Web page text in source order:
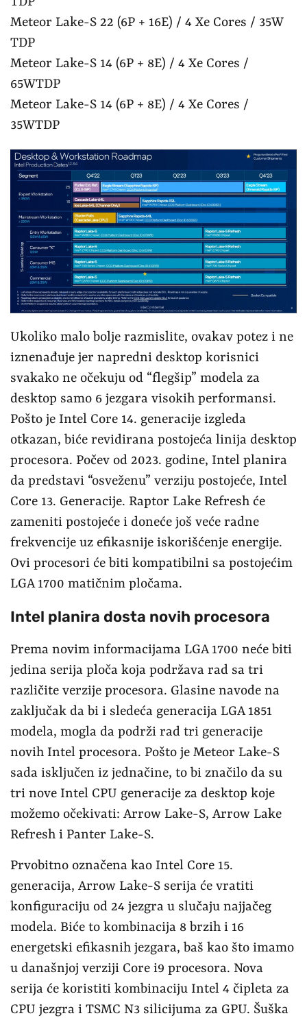
Meteor Lake-S 22 (6P + 16E) / 4 Xe Cores / 35W
TDP
Meteor Lake-S 14 (6P + 8E) / 4 Xe Cores /
65WTDP
Meteor Lake-S 14 (6P + 8E) / 4 Xe Cores /
35WTDP
Ukoliko malo bolje razmislite, ovakav potez i ne
iznenađuje jer napredni desktop korisnici
svakako ne očekuju od “flegšip” modela za
desktop samo 6 jezgara visokih performansi.
Pošto je Intel Core 14. generacije izgleda
otkazan, biće revidirana postojeća linija desktop
procesora. Počev od 2023. godine, Intel planira
da predstavi “osveženu” verziju postojeće, Intel
Core 13. Generacije. Raptor Lake Refresh će
zameniti postojeće i doneće još veće radne
frekvencije uz efikasnije iskorišćenje energije.
Ovi procesori će biti kompatibilni sa postojećim
LGA 1700 matičnim pločama.
Intel planira dosta novih procesora
Prema novim informacijama LGA 1700 neće biti
jedina serija ploča koja podržava rad sa tri
različite verzije procesora. Glasine navode na
zaključak da bi i sledeća generacija LGA 1851
modela, mogla da podrži rad tri generacije
novih Intel procesora. Pošto je Meteor Lake-S
sada isključen iz jednačine, to bi značilo da su
tri nove Intel CPU generacije za desktop koje
možemo očekivati: Arrow Lake-S, Arrow Lake
Refresh i Panter Lake-S.
Prvobitno označena kao Intel Core 15.
generacija, Arrow Lake-S serija će vratiti
konfiguraciju od 24 jezgra u slučaju najjačeg
modela. Biće to kombinacija 8 brzih i 16
energetski efikasnih jezgara, baš kao što imamo
u današnjoj verziji Core i9 procesora. Nova
serija će koristiti kombinaciju Intel 4 čipleta za
CPU jezgra i TSMC N3 silicijuma za GPU. Šuška